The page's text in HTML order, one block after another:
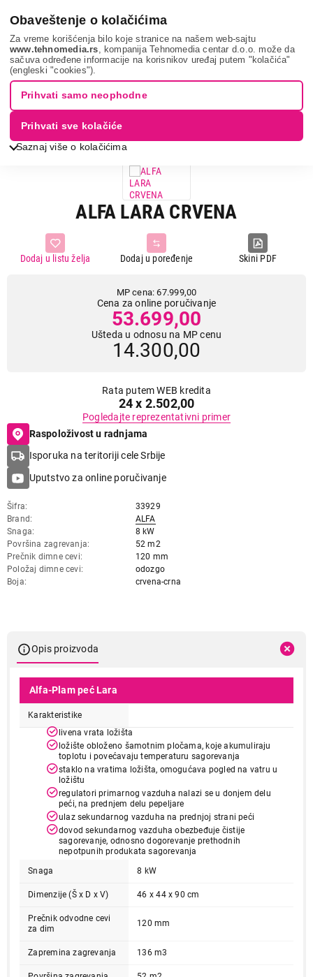
Obaveštenje o kolačićima
Za vreme korišćenja bilo koje stranice na našem web-sajtu
www.tehnomedia.rs , kompanija Tehnomedia centar d.o.o. može da
sačuva određene informacije na korisnikov uređaj putem "kolačića"
(engleski "cookies").
Saznaj više o kolačićima
Prihvati samo neophodne
Prihvati sve kolačiće
Grejanje i hlađenje Šporeti na čvrsto gorivo
Peći na drva i
pelet
Alfa lara crven...
21% UŠTEDA.
ALFA LARA CRVENA
Skini PDF
Dodaj u poređenje
Dodaj u listu želja
MP cena: 67.999,00
Cena za online poručivanje
53.699,00
Ušteda u odnosu na MP cenu
14.300,00
Rata putem WEB kredita
24 x 2.502,00
Pogledajte reprezentativni primer
Raspoloživost u radnjama
Isporuka na teritoriji cele Srbije
Uputstvo za online poručivanje
Šifra
33929
Brand
ALFA
Snaga
8 kW
Površina zagrevanja
52 m2
Prečnik dimne cevi
120 mm
Položaj dimne cevi
odozgo
Boja
crvena-crna
Opis proizvoda
Alfa-Plam peć Lara
Karakteristike
livena vrata ložišta
ložište obloženo šamotnim pločama, koje akumuliraju
toplotu i povećavaju temperaturu sagorevanja
staklo na vratima ložišta, omogućava pogled na vatru u
ložištu
regulatori primarnog vazduha nalazi se u donjem delu
peći, na prednjem delu pepeljare
ulaz sekundarnog vazduha na prednjoj strani peći
dovod sekundarnog vazduha obezbeđuje čistije
sagorevanje, odnosno dogorevanje prethodnih
nepotpunih produkata sagorevanja
Snaga
8 kW
Dimenzije (Š x D x V) 46 x 44 x 90 cm
Prečnik odvodne cevi
za dim
120 mm
Zapremina zagrevanja 136 m3